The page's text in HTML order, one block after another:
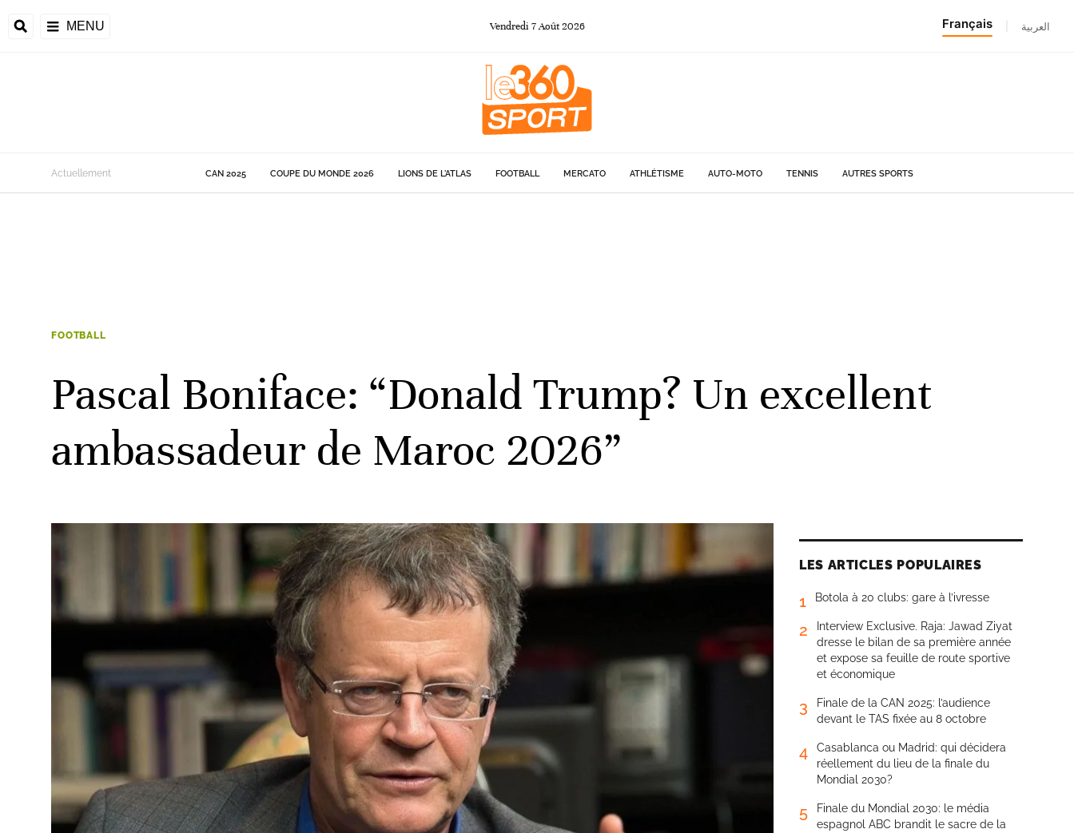
MENU Vendredi 7Août 2026 Français العربية
de la CAF
Actuellement CAN 2025 COUPE DU MONDE 2026 LIONS DE L'ATLAS FOOTBALL MERCATO ATHLÉTISME AUTO-MOTO TENNIS AUTRES SPORTS
FOOTBALL
Pascal Boniface: “Donald Trump? Un excellent
ambassadeur de Maroc 2026”
LES ARTICLES POPULAIRES
1 Botola à 20 clubs: gare à l’ivresse
2
Interview Exclusive. Raja: Jawad Ziyat
dresse le bilan de sa première année
et expose sa feuille de route sportive
et économique
3
Finale de la CAN 2025: l’audience
devant le TAS fixée au 8 octobre
4
Casablanca ou Madrid: qui décidera
réellement du lieu de la finale du
Mondial 2030?
5
Finale du Mondial 2030: le média
espagnol ABC brandit le sacre de la